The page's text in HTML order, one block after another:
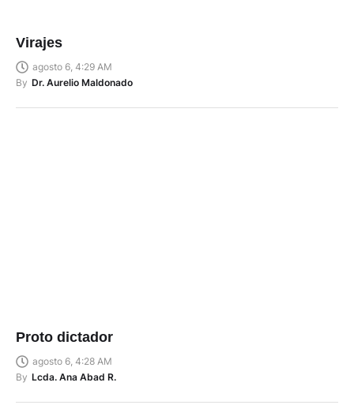
Virajes
agosto 6, 4:29 AM
By Dr. Aurelio Maldonado
Proto dictador
agosto 6, 4:28 AM
By Lcda. Ana Abad R.